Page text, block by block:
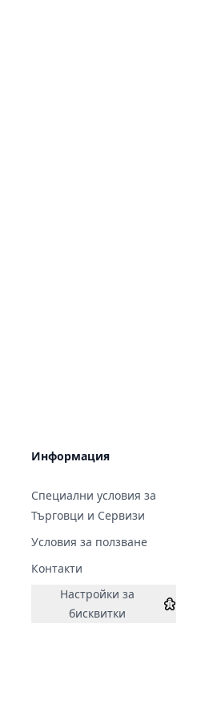
Информация
Специални условия за
Търговци и Сервизи
Условия за ползване
Контакти
Настройки за
бисквитки